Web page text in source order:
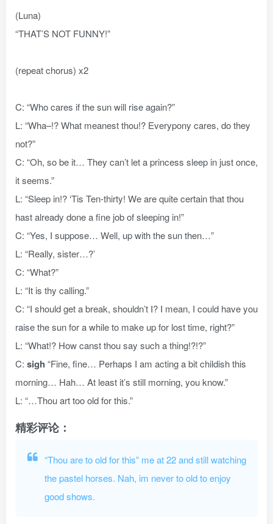
(Luna)
“THAT’S NOT FUNNY!”
(repeat chorus) x2
C: “Who cares if the sun will rise again?”
L: “Wha–!? What meanest thou!? Everypony cares, do they
not?”
C: “Oh, so be it… They can’t let a princess sleep in just once,
it seems.”
L: “Sleep in!? ‘Tis Ten-thirty! We are quite certain that thou
hast already done a fine job of sleeping in!”
C: “Yes, I suppose… Well, up with the sun then…”
L: “Really, sister…?’
C: “What?”
L: “It is thy calling.”
C: “I should get a break, shouldn’t I? I mean, I could have you
raise the sun for a while to make up for lost time, right?”
L: “What!? How canst thou say such a thing!?!?”
C: sigh “Fine, fine… Perhaps I am acting a bit childish this
morning… Hah… At least it’s still morning, you know.”
L: “…Thou art too old for this.”
精彩评论：
“Thou are to old for this” me at 22 and still watching
the pastel horses. Nah, im never to old to enjoy
good shows.